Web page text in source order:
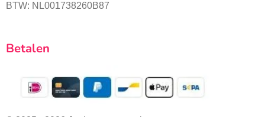
BTW: NL001738260B87
Betalen